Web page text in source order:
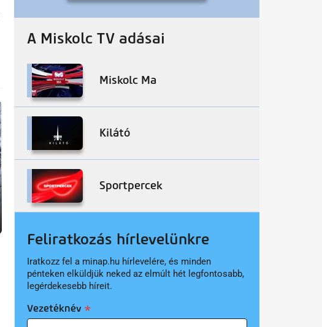
A Miskolc TV adásai
Miskolc Ma
Kilátó
Sportpercek
Feliratkozás hírlevelünkre
Iratkozz fel a minap.hu hírlevelére, és minden
pénteken elküldjük neked az elmúlt hét legfontosabb,
legérdekesebb híreit.
Vezetéknév